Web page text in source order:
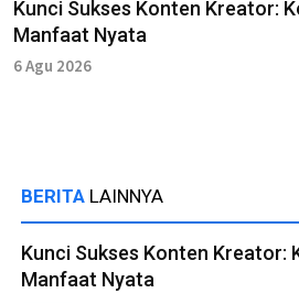
Kunci Sukses Konten Kreator:
Manfaat Nyata
6 Agu 2026
BERITA LAINNYA
Kunci Sukses Konten Kreator:
Manfaat Nyata